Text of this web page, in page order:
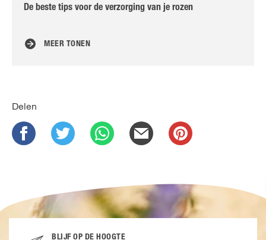
De beste tips voor de verzorging van je rozen
MEER TONEN
Delen
BLIJF OP DE HOOGTE